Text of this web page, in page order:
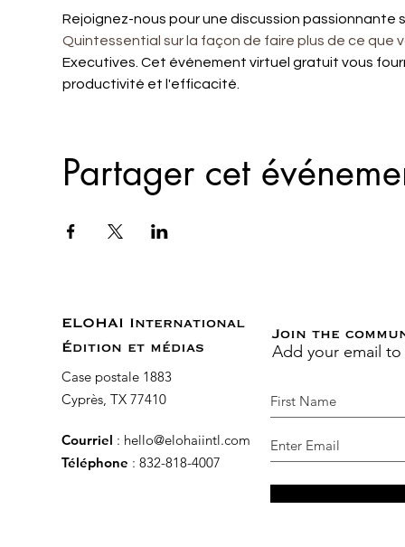
Rejoignez-nous pour une discussion
Quintessential sur la façon de faire plus de ce que
Executives. Cet événement virtuel gratuit vous
productivité et l'efficacité.
Partager cet
ELOHAI International
Édition et médias
Case postale 1883
Cyprès, TX 77410
Courriel : hello@elohaiintl.com
Téléphone : 832-818-4007
Join the
Add your email